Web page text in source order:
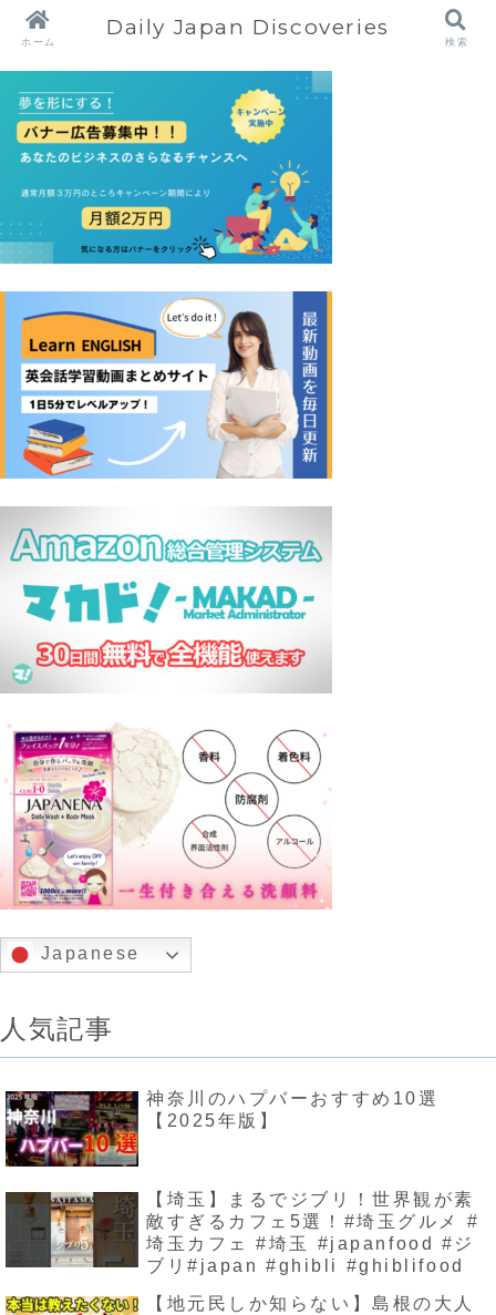
Japanese
人気記事
神奈川のハプバーおすすめ10選
【2025年版】
【埼玉】まるでジブリ！世界観が素
敵すぎるカフェ5選！#埼玉グルメ #
埼玉カフェ #埼玉 #japanfood #ジ
ブリ#japan #ghibli #ghiblifood
【地元民しか知らない】島根の大人
ホーム
Daily Japan Discoveries
検索